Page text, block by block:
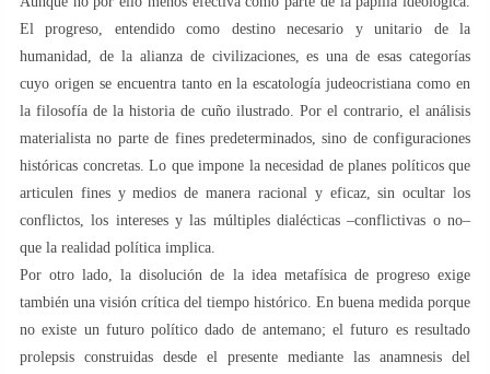
El progreso, entendido como destino necesario y unitario de la
humanidad, de la alianza de civilizaciones, es una de esas categorías
cuyo origen se encuentra tanto en la escatología judeocristiana como en
la filosofía de la historia de cuño ilustrado. Por el contrario, el análisis
materialista no parte de fines predeterminados, sino de configuraciones
históricas concretas. Lo que impone la necesidad de planes políticos que
articulen fines y medios de manera racional y eficaz, sin ocultar los
conflictos, los intereses y las múltiples dialécticas –conflictivas o no–
que la realidad política implica.
Por otro lado, la disolución de la idea metafísica de progreso exige
también una visión crítica del tiempo histórico. En buena medida porque
no existe un futuro político dado de antemano; el futuro es resultado
prolepsis construidas desde el presente mediante las anamnesis del